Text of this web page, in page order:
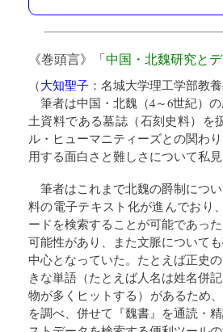
《巻頭言》「中国・北魏研究と
（大知聖子 ： 名城大学理工学部教
筆者は中国・北魏（4～6世紀）
土資料である墓誌（石刻史料）を
ル・ヒューマニティーズとの関わ
用する面白さと難しさについて私見
筆者はこれまで北魏の爵制につ
料の電子テキスト化が進んでおり
ードを検索することが可能であっ
可能性があり、また文脈について
中心となっていた。たとえば正史
きな単語（たとえば人名は姓名併
物が多くヒットする）があるため
を調べ、併せて『魏書』を通読・